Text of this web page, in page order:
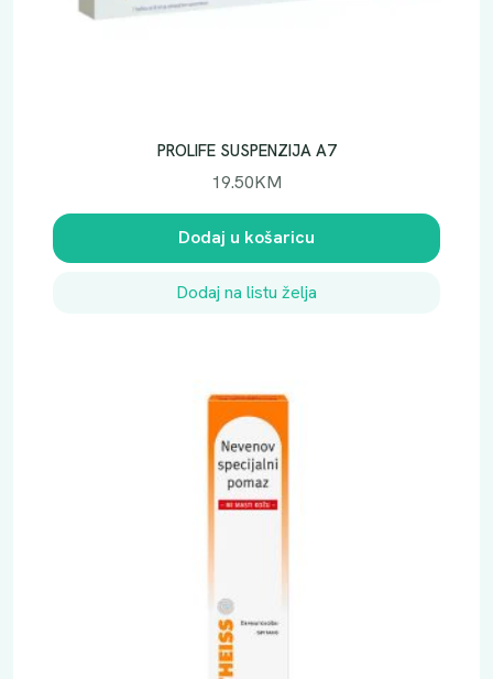
PROLIFE SUSPENZIJA A7
19.50KM
Dodaj u košaricu
Dodaj na listu želja